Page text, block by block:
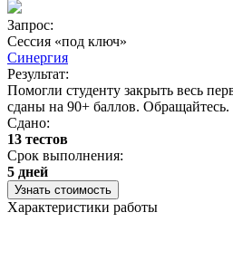
Запрос:
Сессия «под ключ»
Синергия
Результат:
Помогли студенту закрыть весь
сданы на 90+ баллов.
Сдано:
13 тестов
Срок выполнения:
5 дней
Узнать стоимость
Характеристики работы